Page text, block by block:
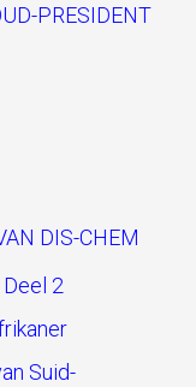
PRESIDENT
DIS-CHEM
2
Suid-